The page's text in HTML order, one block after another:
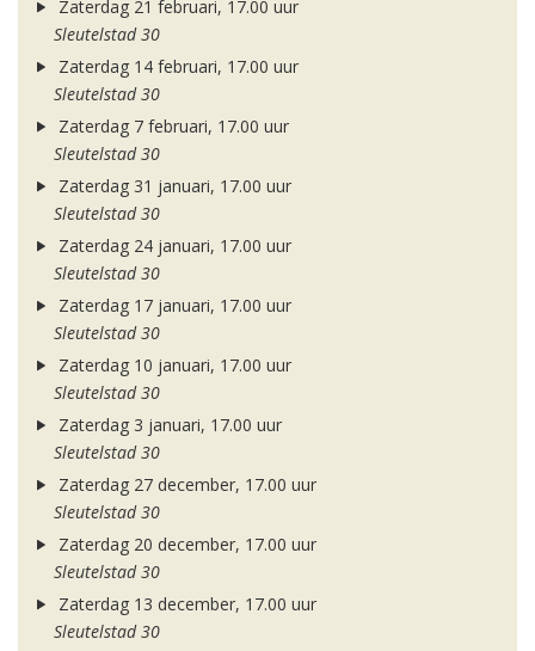
Zaterdag 21 februari, 17.00 uur
Sleutelstad 30
Zaterdag 14 februari, 17.00 uur
Sleutelstad 30
Zaterdag 7 februari, 17.00 uur
Sleutelstad 30
Zaterdag 31 januari, 17.00 uur
Sleutelstad 30
Zaterdag 24 januari, 17.00 uur
Sleutelstad 30
Zaterdag 17 januari, 17.00 uur
Sleutelstad 30
Zaterdag 10 januari, 17.00 uur
Sleutelstad 30
Zaterdag 3 januari, 17.00 uur
Sleutelstad 30
Zaterdag 27 december, 17.00 uur
Sleutelstad 30
Zaterdag 20 december, 17.00 uur
Sleutelstad 30
Zaterdag 13 december, 17.00 uur
Sleutelstad 30